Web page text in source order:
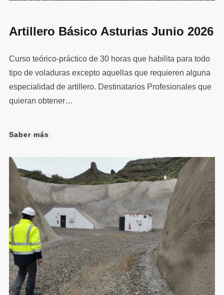
Artillero Básico Asturias Junio 2026
Curso teórico-práctico de 30 horas que habilita para todo
tipo de voladuras excepto aquellas que requieren alguna
especialidad de artillero. Destinatarios Profesionales que
quieran obtener…
Saber más